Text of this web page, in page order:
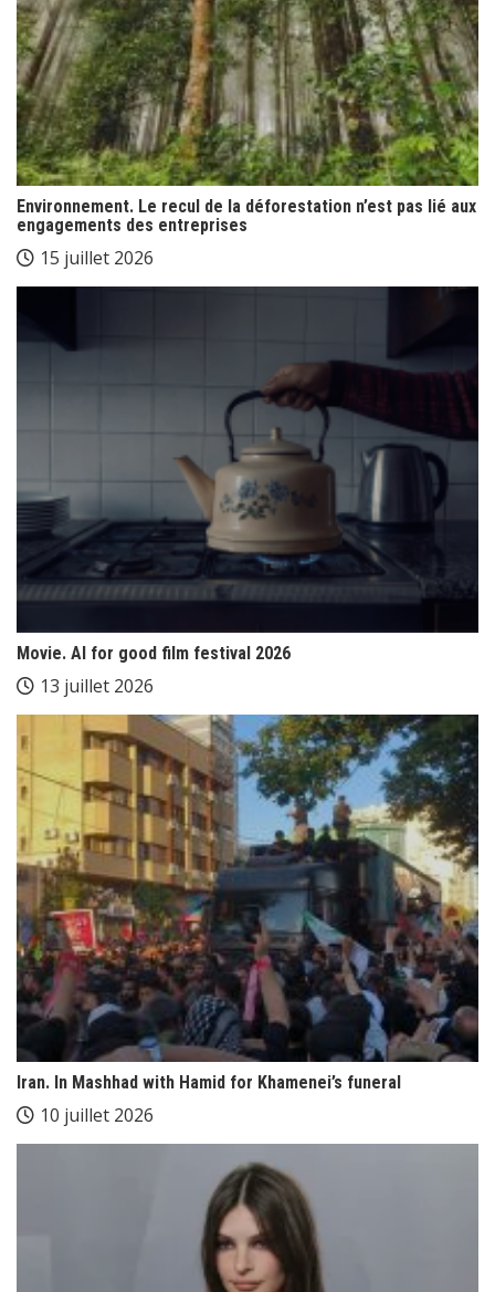
Environnement. Le recul de la déforestation n’est pas lié aux
engagements des entreprises
15 juillet 2026
Movie. AI for good film festival 2026
13 juillet 2026
Iran. In Mashhad with Hamid for Khamenei’s funeral
10 juillet 2026